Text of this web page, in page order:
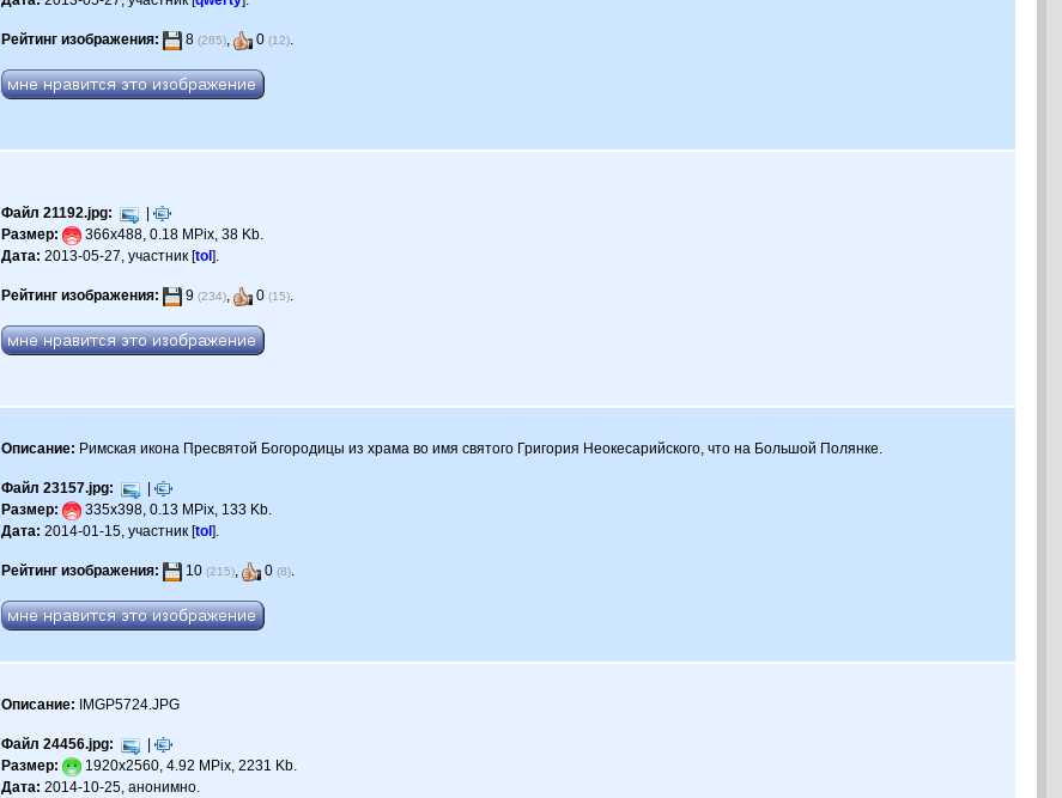
Рейтинг изображения: 8(285), 0(12).
Файл 21192.jpg:
|
Размер:
366x488, 0.18 MPix, 38 Kb.
Дата: 2013-05-27, участник [tol].
Рейтинг изображения: 9(234), 0(15).
Описание: Римская икона Пресвятой Богородицы из храма во имя святого Григория Неокесарийского, что на Большой Полянке.
Файл 23157.jpg:
|
Размер:
335x398, 0.13 MPix, 133 Kb.
Дата: 2014-01-15, участник [tol].
Рейтинг изображения: 10(215), 0(8).
Описание: IMGP5724.JPG
Файл 24456.jpg:
|
Размер:
1920x2560, 4.92 MPix, 2231 Kb.
Дата: 2014-10-25, анонимно.